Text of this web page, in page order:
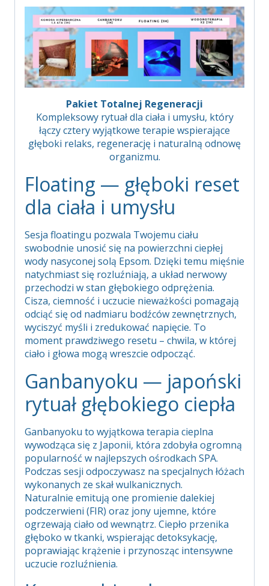
Pakiet Totalnej Regeneracji
Kompleksowy rytuał dla ciała i umysłu, który
łączy cztery wyjątkowe terapie wspierające
głęboki relaks, regenerację i naturalną odnowę
organizmu.
Floating — głęboki reset
dla ciała i umysłu
Sesja floatingu pozwala Twojemu ciału
swobodnie unosić się na powierzchni ciepłej
wody nasyconej solą Epsom. Dzięki temu mięśnie
natychmiast się rozluźniają, a układ nerwowy
przechodzi w stan głębokiego odprężenia.
Cisza, ciemność i uczucie nieważkości pomagają
odciąć się od nadmiaru bodźców zewnętrznych,
wyciszyć myśli i zredukować napięcie. To
moment prawdziwego resetu – chwila, w której
ciało i głowa mogą wreszcie odpocząć.
Ganbanyoku — japoński
rytuał głębokiego ciepła
Ganbanyoku to wyjątkowa terapia cieplna
wywodząca się z Japonii, która zdobyła ogromną
popularność w najlepszych ośrodkach SPA.
Podczas sesji odpoczywasz na specjalnych łóżach
wykonanych ze skał wulkanicznych.
Naturalnie emitują one promienie dalekiej
podczerwieni (FIR) oraz jony ujemne, które
ogrzewają ciało od wewnątrz. Ciepło przenika
głęboko w tkanki, wspierając detoksykację,
poprawiając krążenie i przynosząc intensywne
uczucie rozluźnienia.